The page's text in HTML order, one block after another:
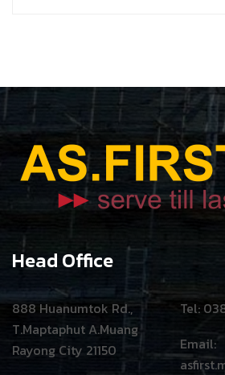
Head Office
888 Huanumtok Rd.,
T.Maptaphut A.Muang
Rayong City 21150
Tel:
Email: